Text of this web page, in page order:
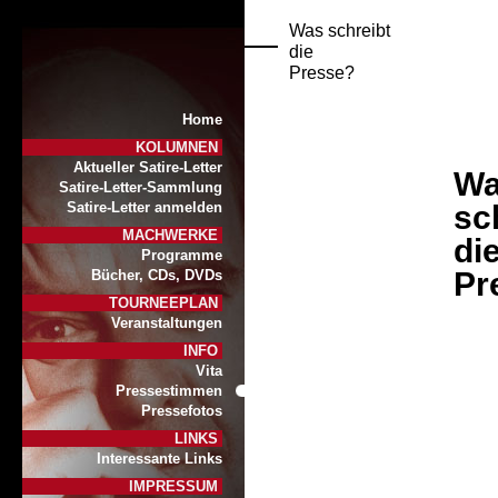
Home
KOLUMNEN
Aktueller Satire-Letter
Satire-Letter-Sammlung
Satire-Letter anmelden
MACHWERKE
Programme
Bücher, CDs, DVDs
TOURNEEPLAN
Veranstaltungen
INFO
Vita
Pressestimmen
Pressefotos
LINKS
Interessante Links
IMPRESSUM
Was schreibt
die
Presse?